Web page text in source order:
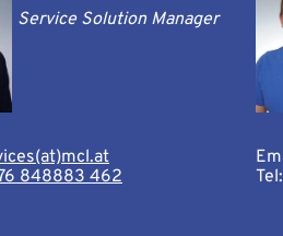
der Praxis
von unbekannten Metallen.
Legierungsbestandteilen.
Service Solution Manager
848883 462
Tel: